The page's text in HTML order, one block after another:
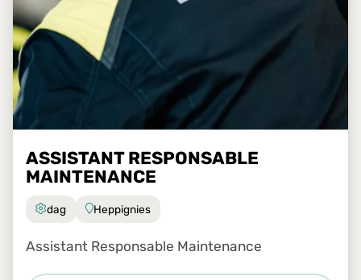
ASSISTANT RESPONSABLE
MAINTENANCE
dag Heppignies
Assistant Responsable Maintenance